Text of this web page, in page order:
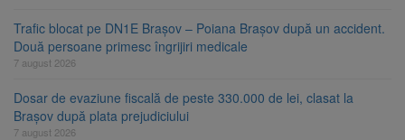
Trafic blocat pe DN1E Brașov – Poiana Brașov după un accident.
Două persoane primesc îngrijiri medicale
7 august 2026
Dosar de evaziune fiscală de peste 330.000 de lei, clasat la
Brașov după plata prejudiciului
7 august 2026